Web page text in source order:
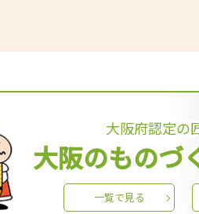
大阪府認定の
大阪のものづ
一覧で見る